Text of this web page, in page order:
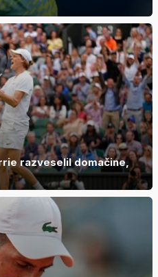
razveselil domačine,